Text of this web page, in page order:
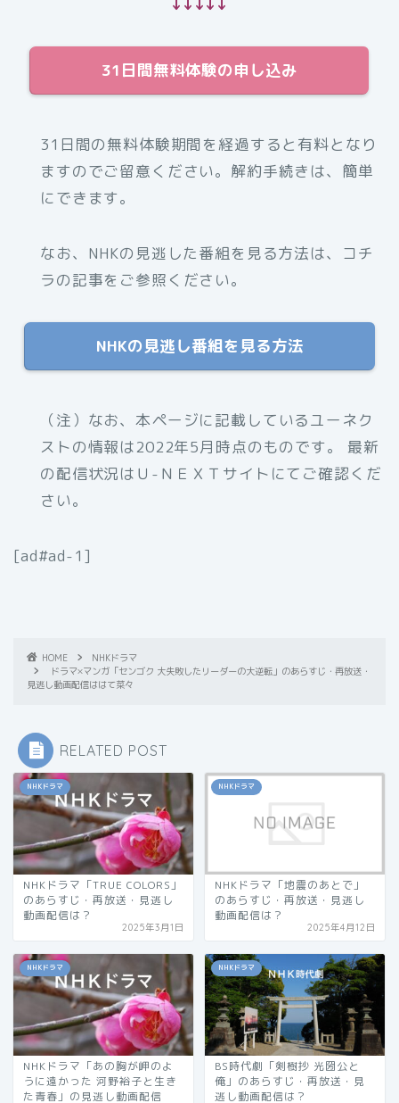
↓↓↓↓↓
31日間無料体験の申し込み
31日間の無料体験期間を経過すると有料となり
ますのでご留意ください。解約手続きは、簡単
にできます。
なお、NHKの見逃した番組を見る方法は、コチ
ラの記事をご参照ください。
NHKの見逃し番組を見る方法
（注）なお、本ページに記載しているユーネク
ストの情報は2022年5月時点のものです。 最新
の配信状況はＵ-ＮＥＸＴサイトにてご確認くだ
さい。
[ad#ad-1]
HOME
NHKドラマ
ドラマ×マンガ「センゴク 大失敗したリーダーの大逆転」のあらすじ・再放送・
見逃し動画配信ははて菜々
RELATED POST
NHKドラマ
NHKドラマ「TRUE COLORS」
のあらすじ・再放送・見逃し
動画配信は？
2025年3月1日
NHKドラマ
NHKドラマ「地震のあとで」
のあらすじ・再放送・見逃し
動画配信は？
2025年4月12日
NHKドラマ
NHKドラマ「あの胸が岬のよ
うに遠かった 河野裕子と生き
た青春」の見逃し動画配信
NHKドラマ
BS時代劇「剣樹抄 光圀公と
俺」のあらすじ・再放送・見
逃し動画配信は？